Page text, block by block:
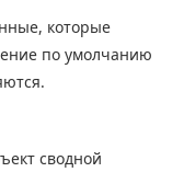
которые
по умолчанию
сводной